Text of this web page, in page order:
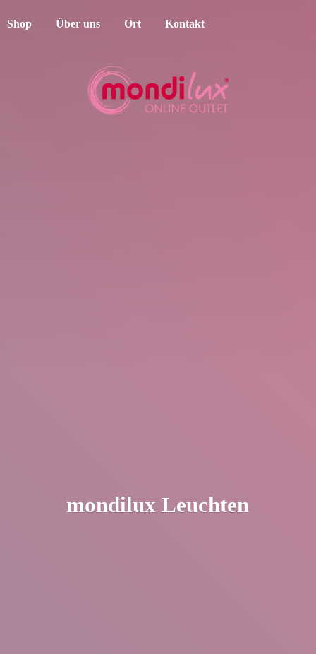
Shop Über uns Ort Kontakt
mondilux Leuchten